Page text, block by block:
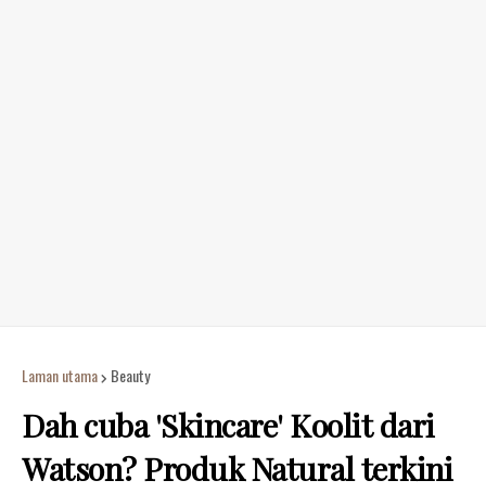
Laman utama Beauty
Dah cuba 'Skincare' Koolit dari
Watson? Produk Natural terkini